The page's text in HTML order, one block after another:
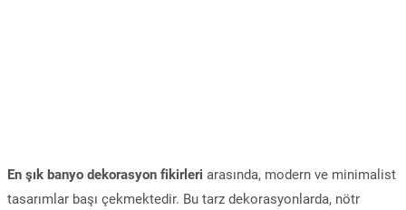
En şık banyo dekorasyon fikirleri arasında, modern ve minimalist
tasarımlar başı çekmektedir. Bu tarz dekorasyonlarda, nötr